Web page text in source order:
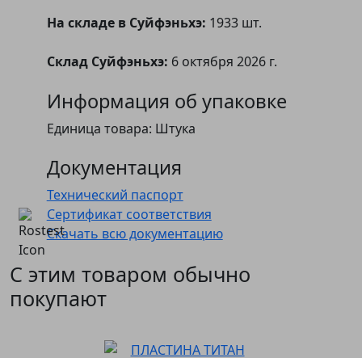
На складе в Суйфэньхэ: 1933 шт.
Склад Суйфэньхэ: 6 октября 2026 г.
Информация об упаковке
Единица товара: Штука
Документация
Технический паспорт
Сертификат соответствия
Скачать всю документацию
С этим товаром обычно
покупают